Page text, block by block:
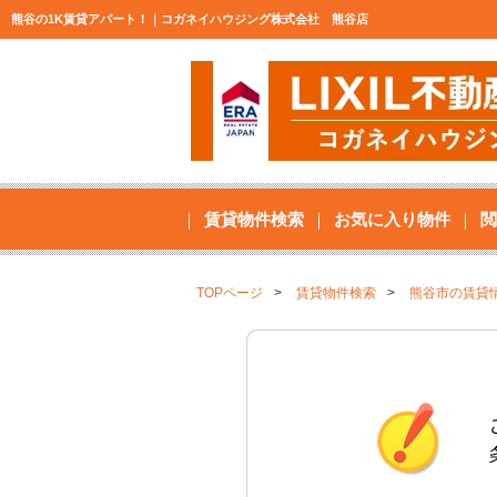
熊谷の1K賃貸アパート！｜コガネイハウジング株式会社 熊谷店
賃貸物件検索 お気に入り物件
TOPページ 賃貸物件検索 熊谷市の賃貸